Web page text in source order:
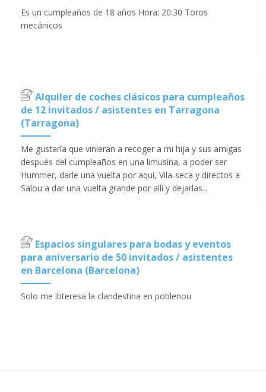
Es un cumpleaños de 18 años Hora: 20:30 Toros
mecánicos
Alquiler de coches clásicos para cumpleaños
de 12 invitados / asistentes en Tarragona
(Tarragona)
Me gustaría que vinieran a recoger a mi hija y sus amigas
después del cumpleaños en una limusina, a poder ser
Hummer, darle una vuelta por aquí, Vila-seca y directos a
Salou a dar una vuelta grande por allí y dejarlas...
Espacios singulares para bodas y eventos
para aniversario de 50 invitados / asistentes
en Barcelona (Barcelona)
Solo me ibteresa la clandestina en poblenou